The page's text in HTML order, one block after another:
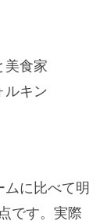
美食家
ルキン
に比べて明
です。実際